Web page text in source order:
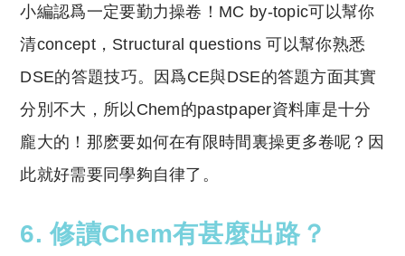
小編認爲一定要勤力操卷！MC by-topic可以幫你
清concept，Structural questions 可以幫你熟悉
DSE的答題技巧。因爲CE與DSE的答題方面其實
分別不大，所以Chem的pastpaper資料庫是十分
龐大的！那麽要如何在有限時間裏操更多卷呢？因
此就好需要同學夠自律了。
6. 修讀Chem有甚麼出路？